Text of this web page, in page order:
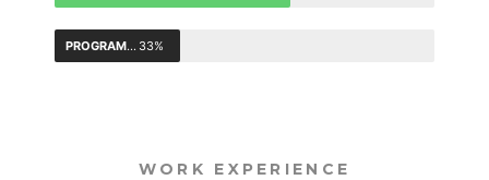
PROGRAMMING 33%
WORK EXPERIENCE